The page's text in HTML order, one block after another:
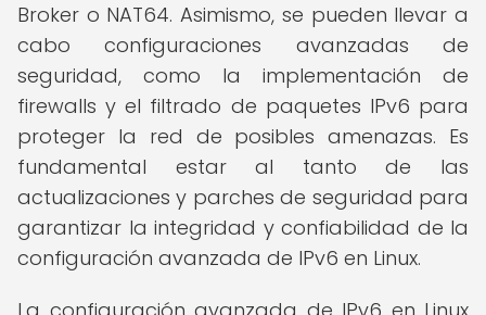
Broker o NAT64. Asimismo, se pueden llevar a
cabo configuraciones avanzadas de
seguridad, como la implementación de
firewalls y el filtrado de paquetes IPv6 para
proteger la red de posibles amenazas. Es
fundamental estar al tanto de las
actualizaciones y parches de seguridad para
garantizar la integridad y confiabilidad de la
configuración avanzada de IPv6 en Linux.